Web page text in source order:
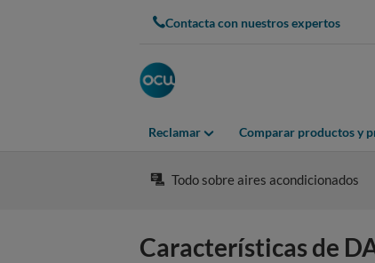
Contacta con nuestros expertos
Reclamar Comparar productos y
Todo sobre aires acondicionados
Características de